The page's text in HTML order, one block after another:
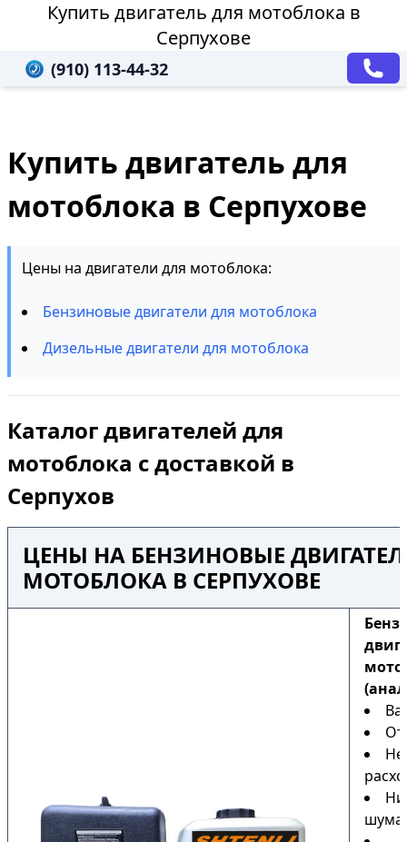
Купить двигатель для мотоблока в
Серпухове
(910) 113-44-32
Купить двигатель для
мотоблока в Серпухове
Цены на двигатели для мотоблока:
Бензиновые двигатели для мотоблока
Дизельные двигатели для мотоблока
Каталог двигателей для
мотоблока с доставкой в
Серпухов
ЦЕНЫ НА БЕНЗИНОВЫЕ
МОТОБЛОКА В СЕРПУХОВЕ
шума